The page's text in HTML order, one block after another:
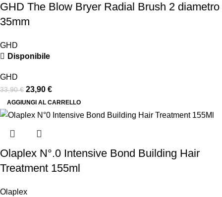
GHD The Blow Bryer Radial Brush 2 diametro
35mm
GHD
Disponibile
GHD
33,90€ 23,90 €
AGGIUNGI AL CARRELLO
Olaplex N°.0 Intensive Bond Building Hair
Treatment 155ml
Olaplex